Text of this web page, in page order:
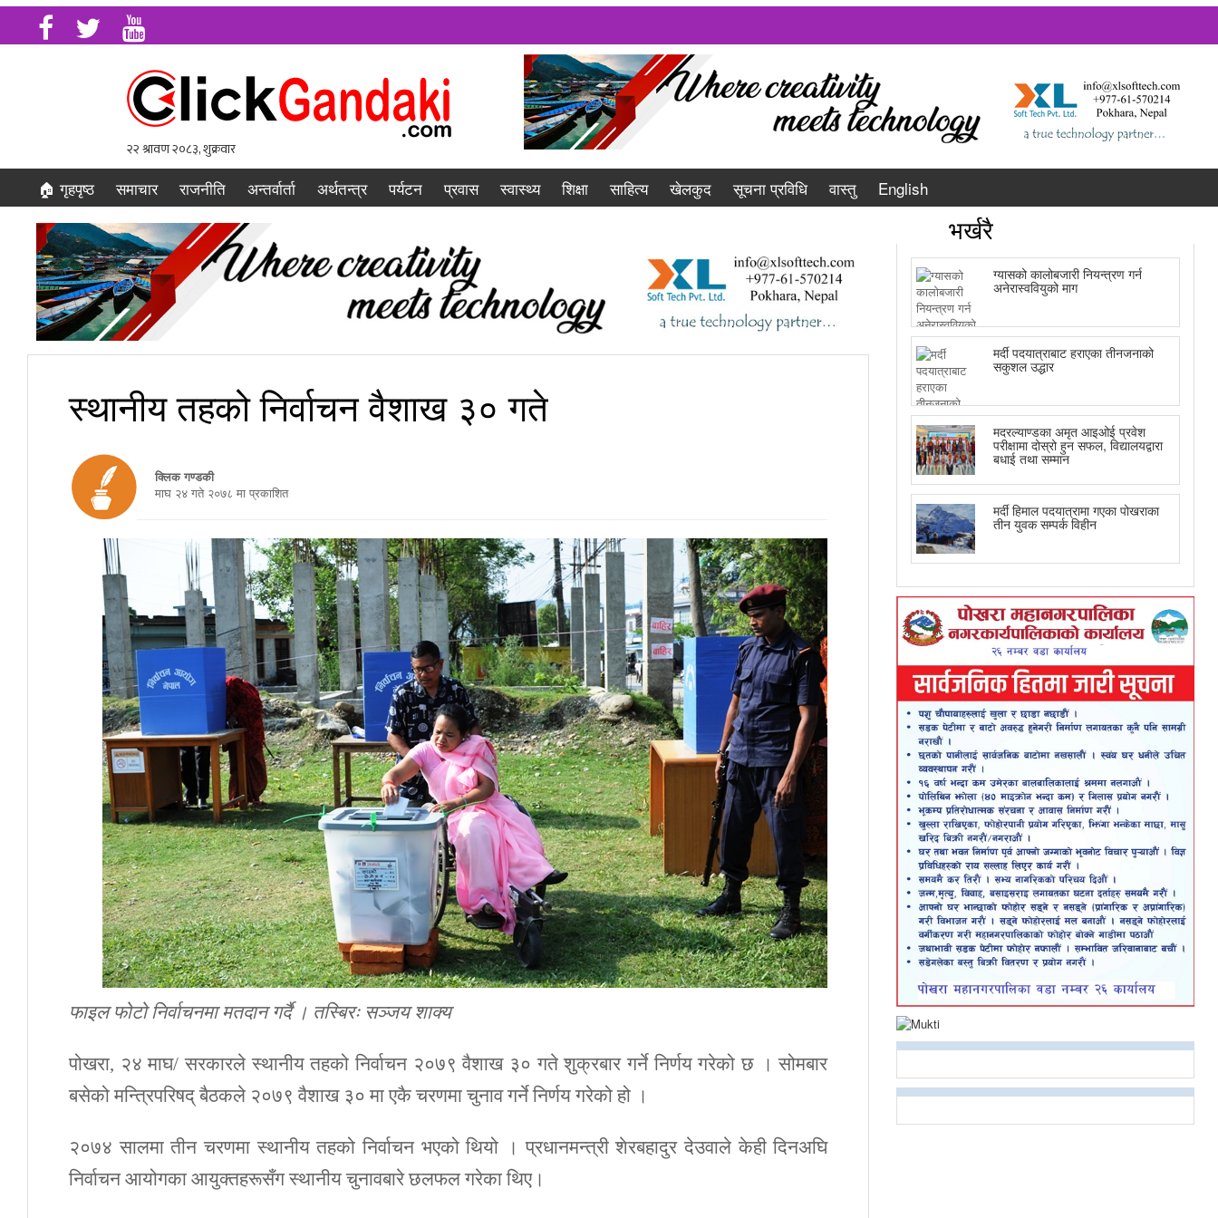
🏠 गृहपृष्ठ समाचार राजनीति अन्तर्वार्ता अर्थतन्त्र पर्यटन प्रवास स्वास्थ्य शिक्षा साहित्य खेलकुद सूचना प्रविधि वास्तु English
स्थानीय तहको निर्वाचन वैशाख ३० गते
क्लिक गण्डकी
माघ २४ गते २०७८ मा प्रकाशित
फाइल फोटो निर्वाचनमा मतदान गर्दै । तस्बिरः सञ्जय शाक्य
पोखरा, २४ माघ/ सरकारले स्थानीय तहको निर्वाचन २०७९ वैशाख ३० गते शुक्रबार गर्ने निर्णय गरेको छ । सोमबार
बसेको मन्त्रिपरिषद् बैठकले २०७९ वैशाख ३० मा एकै चरणमा चुनाव गर्ने निर्णय गरेको हो ।
२०७४ सालमा तीन चरणमा स्थानीय तहको निर्वाचन भएको थियो । प्रधानमन्त्री शेरबहादुर देउवाले केही दिनअघि
निर्वाचन आयोगका आयुक्तहरूसँग स्थानीय चुनावबारे छलफल गरेका थिए।
भर्खरै
ग्यासको कालोबजारी नियन्त्रण गर्न
अनेरास्ववियुको माग
मर्दी पदयात्राबाट हराएका तीनजनाको
सकुशल उद्धार
मदरल्याण्डका अमृत आइओई प्रवेश
परीक्षामा दोस्रो हुन सफल, विद्यालयद्वारा
बधाई तथा सम्मान
मर्दी हिमाल पदयात्रामा गएका पोखराका
तीन युवक सम्पर्क विहीन